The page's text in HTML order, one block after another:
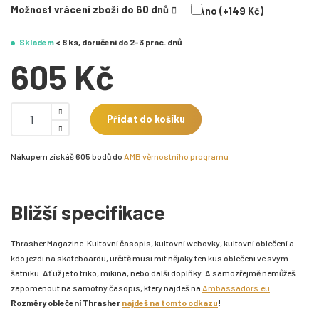
Možnost vrácení zboží do 60 dnů Ano (+149 Kč)
Skladem < 8 ks, doručení do 2-3 prac. dnů
605 Kč
Přidat do košíku
Nákupem získáš 605 bodů do AMB věrnostního programu
Bližší specifikace
Thrasher Magazine. Kultovní časopis, kultovní webovky, kultovní oblečení a
kdo jezdí na skateboardu, určitě musí mít nějaký ten kus oblečení ve svým
šatníku. Ať už je to triko, mikina, nebo další doplňky. A samozřejmě nemůžeš
zapomenout na samotný časopis, který najdeš na Ambassadors.eu
Rozměry oblečení Thrasher najdeš na tomto odkazu!